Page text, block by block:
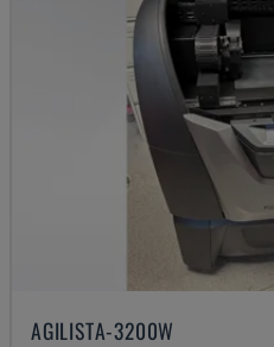
AGILISTA-3200W